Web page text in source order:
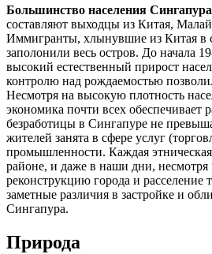
Большинство населения Сингапура
составляют выходцы из Китая,
Иммигранты, хлынувшие из Китая в
заполонили весь остров. До начала
высокий естественный прирост
контролю над рождаемостью
Несмотря на высокую плотность
экономика почти всех обеспечивает
безработицы в Сингапуре не
жителей занята в сфере услуг
промышленности. Каждая
районе, и даже в наши дни,
реконструкцию города и расселение
заметные различия в застройке и
Сингапура.
Природа